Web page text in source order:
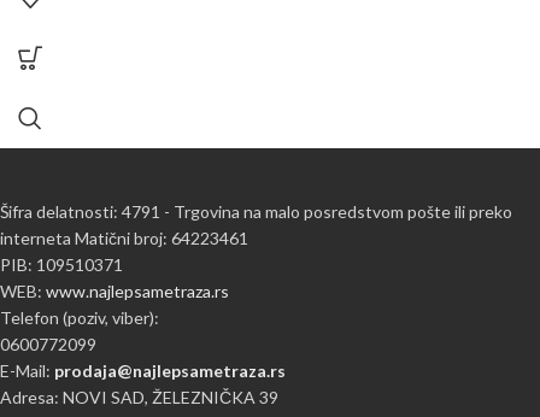
Šifra delatnosti: 4791 - Trgovina na malo posredstvom pošte ili preko
interneta Matični broj: 64223461
PIB: 109510371
WEB: www.najlepsametraza.rs
Telefon (poziv, viber):
0600772099
E-Mail: prodaja@najlepsametraza.rs
Adresa: NOVI SAD, ŽELEZNIČKA 39